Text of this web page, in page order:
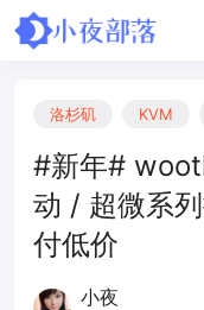
洛杉矶 KVM
#新年#
动 / 超微系
付低价
小夜